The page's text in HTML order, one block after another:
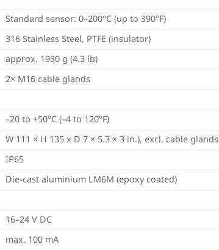
Standard sensor: 0–200°C (up to 390°F)
316 Stainless Steel, PTFE (insulator)
approx. 1930 g (4.3 lb)
2× M16 cable glands
–20 to +50°C (–4 to 120°F)
W 111 × H 135 x D 7 × 5.3 × 3 in.), excl. cable glands
IP65
Die-cast aluminium LM6M (epoxy coated)
16–24 V DC
max. 100 mA